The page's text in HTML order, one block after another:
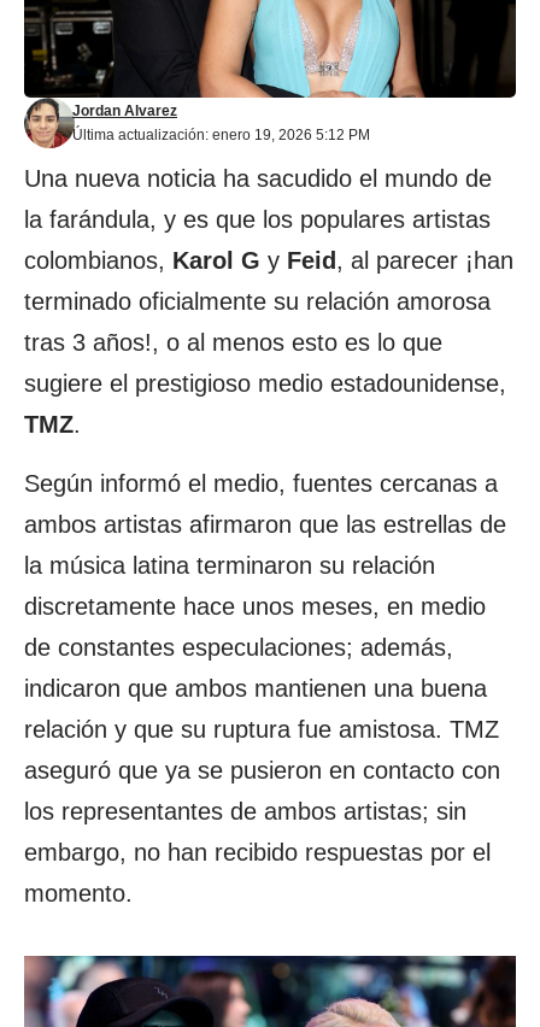
Última actualización: enero 19, 2026 5:12 PM
Jordan Alvarez
Una nueva noticia ha sacudido el mundo de
la farándula, y es que los populares artistas
colombianos, Karol G y Feid , al parecer ¡han
terminado oficialmente su relación amorosa
tras 3 años!, o al menos esto es lo que
sugiere el prestigioso medio estadounidense,
TMZ.
Según informó el medio, fuentes cercanas a
ambos artistas afirmaron que las estrellas de
la música latina terminaron su relación
discretamente hace unos meses, en medio
de constantes especulaciones; además,
indicaron que ambos mantienen una buena
relación y que su ruptura fue amistosa. TMZ
aseguró que ya se pusieron en contacto con
los representantes de ambos artistas; sin
embargo, no han recibido respuestas por el
momento.